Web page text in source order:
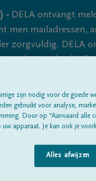
- DELA ontvangt
men mailadressen,
zorgvuldig. DELA
sluiten, dus blijf
Alle
zijn nodig voor de goede
gebruikt voor analyse,
Door op “Aanvaard alle
apparaat. Je kan ook je
Alles afwijzen